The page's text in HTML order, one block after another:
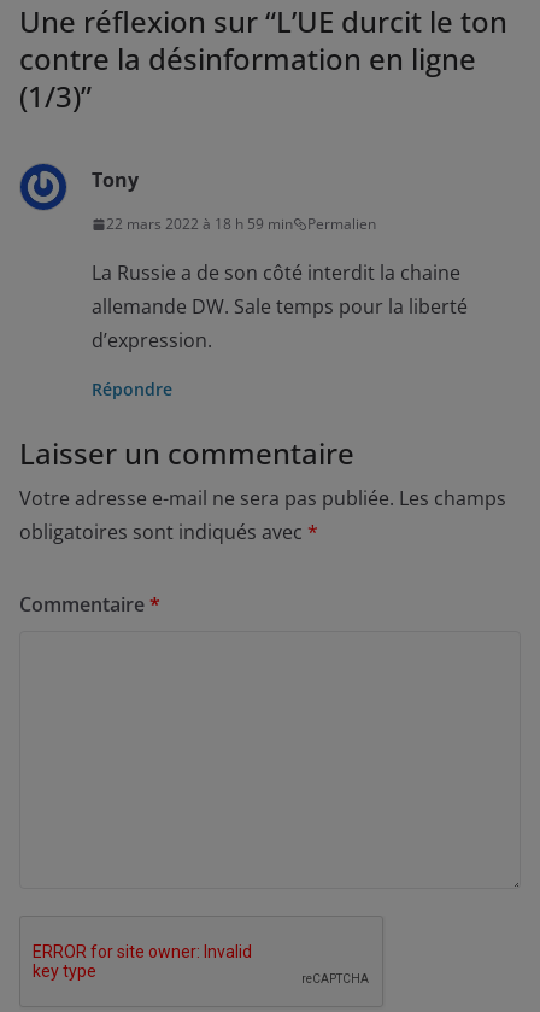
Une réflexion sur “L’UE durcit le ton
contre la désinformation en ligne
(1/3)”
Tony
22 mars 2022 à 18 h 59 min Permalien
La Russie a de son côté interdit la chaine
allemande DW. Sale temps pour la liberté
d’expression.
Répondre
Laisser un commentaire
Votre adresse e-mail ne sera pas publiée. Les champs
obligatoires sont indiqués avec *
Commentaire*